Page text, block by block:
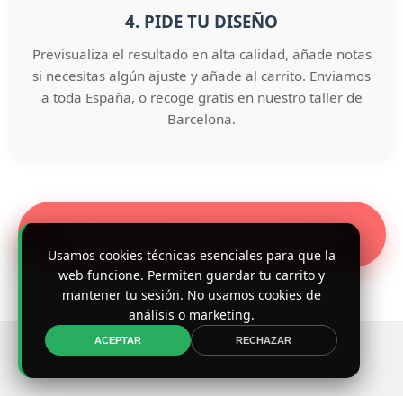
4. PIDE TU DISEÑO
Previsualiza el resultado en alta calidad, añade notas
si necesitas algún ajuste y añade al carrito. Enviamos
a toda España, o recoge gratis en nuestro taller de
Barcelona.
Usamos cookies técnicas esenciales para que la
web funcione. Permiten guardar tu carrito y
mantener tu sesión. No usamos cookies de
análisis o marketing.
ACEPTAR RECHAZAR